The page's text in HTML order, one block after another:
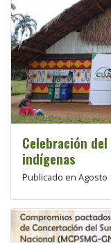
Celebración
indígenas
Publicado en Agosto